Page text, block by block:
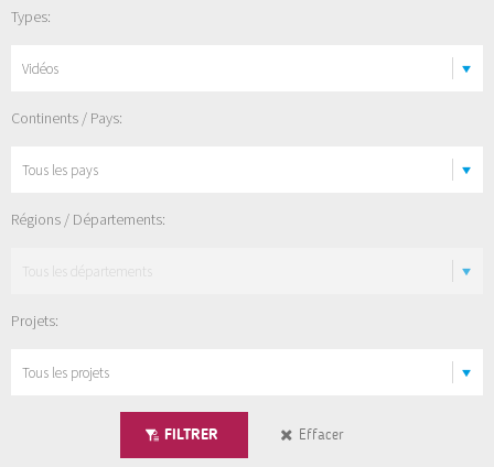
Types:
Continents / Pays:
Régions / Départements:
Projets:
FILTRER Effacer